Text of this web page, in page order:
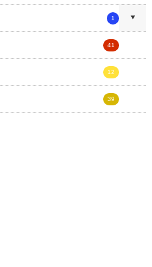
1
41
12
39